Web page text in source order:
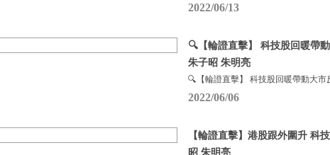
2022/06/13
🔍【輪證直擊】 科技股回暖帶
朱子昭 朱明亮
🔍【輪證直擊】 科技股回暖帶動大市
2022/06/06
【輪證直擊】港股跟外圍升 科
昭 朱明亮